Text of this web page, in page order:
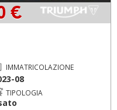
€
IMMATRICOLAZIONE
08
TIPOLOGIA